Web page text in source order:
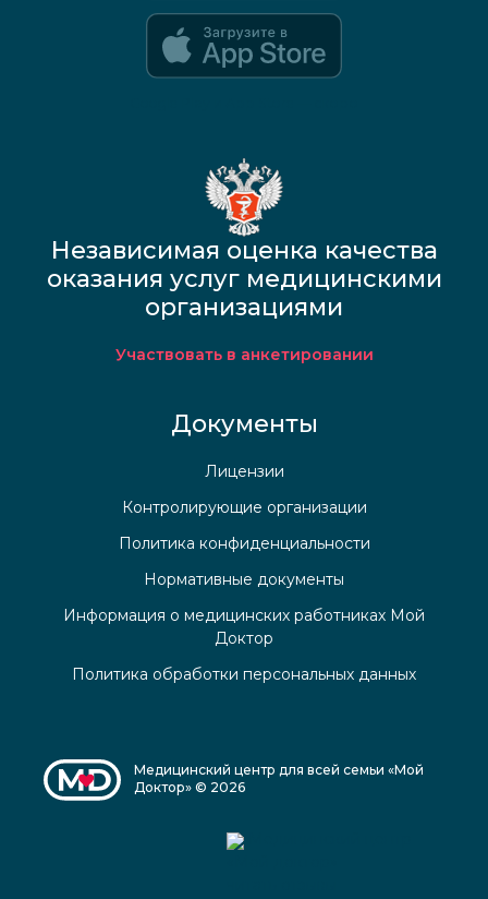
Независимая оценка качества
оказания услуг медицинскими
организациями
Участвовать в анкетировании
Документы
Лицензии
Контролирующие организации
Политика конфиденциальности
Нормативные документы
Информация о медицинских работниках Мой
Доктор
Политика обработки персональных данных
Медицинский центр для всей семьи «Мой
Доктор» © 2026